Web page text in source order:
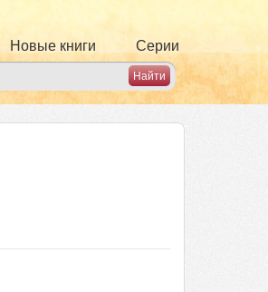
Новые книги Серии